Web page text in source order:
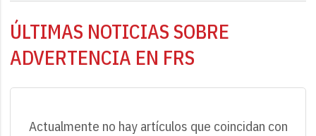
ÚLTIMAS NOTICIAS SOBRE
ADVERTENCIA EN FRS
Actualmente no hay artículos que coincidan con